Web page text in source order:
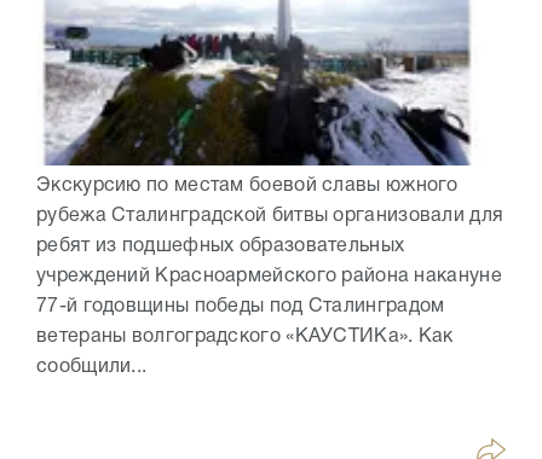
Экскурсию по местам боевой славы южного
рубежа Сталинградской битвы организовали для
ребят из подшефных образовательных
учреждений Красноармейского района накануне
77-й годовщины победы под Сталинградом
ветераны волгоградского «КАУСТИКа». Как
сообщили...